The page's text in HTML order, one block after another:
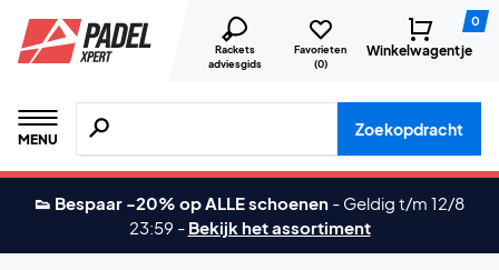
Rackets
adviesgids
Favorieten
(0)
0
Winkelwagentje
MENU
Zoeken naar producten, merken etc.
Zoekopdracht
👟 Bespaar -20% op ALLE schoenen - Geldig t/m 12/8
23:59 - Bekijk het assortiment